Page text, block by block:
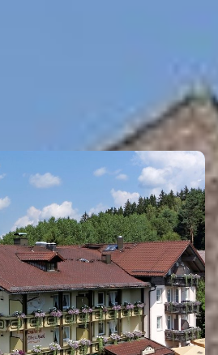
kostenlos erstellen >